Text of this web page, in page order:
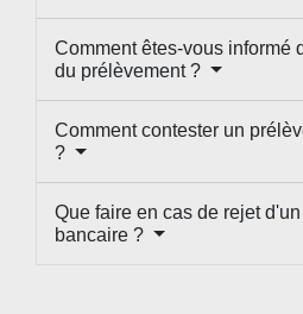
Comment êtes-vous informé
du prélèvement ?
Comment contester un
?
Que faire en cas de rejet
bancaire ?